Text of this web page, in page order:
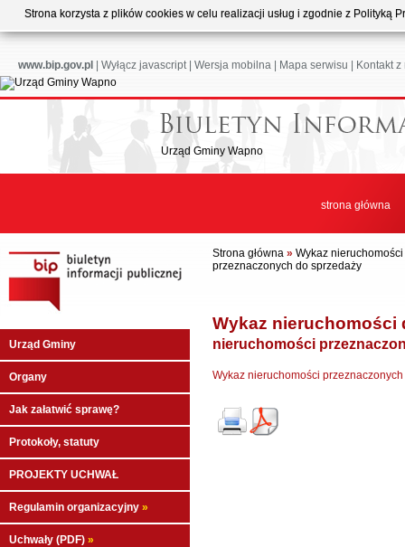
Strona korzysta z plików cookies w celu realizacji usług i zgodnie z
www.bip.gov.pl Wyłącz javascript| Wersja mobilna Mapa serwisu Kontakt
Urząd Gminy Wapno
strona główna
Urząd Gminy
Organy
Jak załatwić sprawę?
Protokoły, statuty
PROJEKTY UCHWAŁ
Regulamin organizacyjny »
Uchwały (PDF) »
Strona główna » Wykaz
przeznaczonych do sprzedaży
Wykaz nieruchomości
nieruchomości
Wykaz nieruchomości